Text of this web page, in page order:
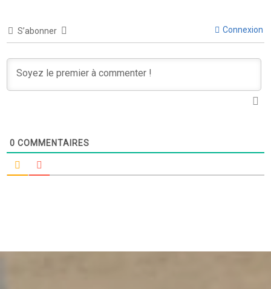
S’abonner Connexion
0 COMMENTAIRES